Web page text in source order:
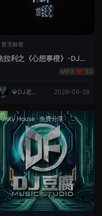
暂无标签
拉利之《心想事橙》-DJ老
30
💎DJ老王
2026-06-28
House ·免费分享